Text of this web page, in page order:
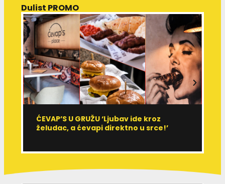
Dulist PROMO
ĆEVAP’S U GRUŽU ‘Ljubav ide kroz
želudac, a ćevapi direktno u srce!’